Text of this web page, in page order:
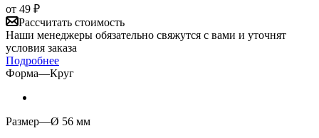
от 49 ₽
Рассчитать стоимость
Наши менеджеры обязательно свяжутся с вами и уточнят
условия заказа
Подробнее
Форма—Круг
Размер—Ø 56 мм